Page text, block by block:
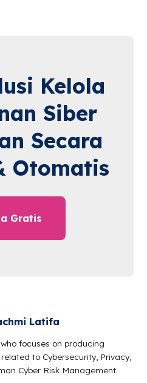
Kelola
Siber
Secara
Otomatis
Gratis
Latifa
focuses on producing
to Cybersecurity, Privacy,
Cyber Risk Management.